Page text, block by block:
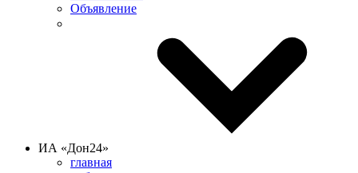
Объявление
ИА «Дон24»
главная